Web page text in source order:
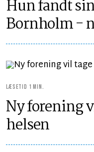
Hun fandt
Bornholm -
LÆSETID 1 MIN.
Ny forening
helsen